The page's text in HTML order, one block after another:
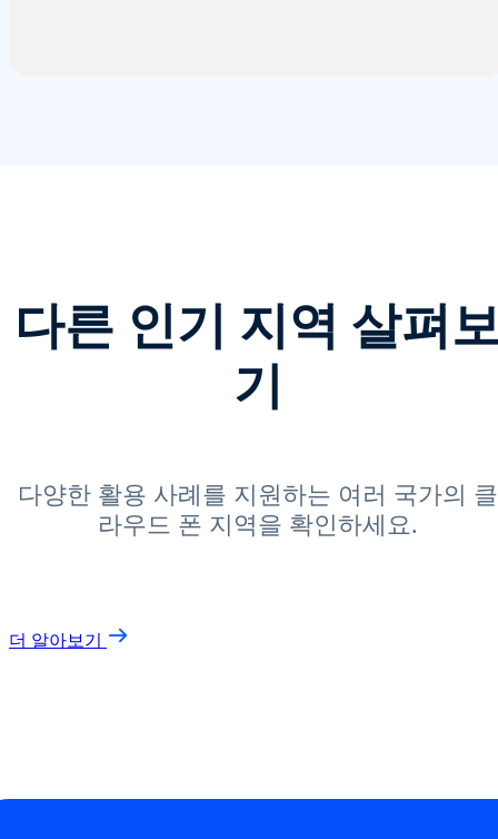
다른 인기 지역 살펴
기
다양한 활용 사례를 지원하는 여러 국가의 클
라우드 폰 지역을 확인하세요.
더 알아보기